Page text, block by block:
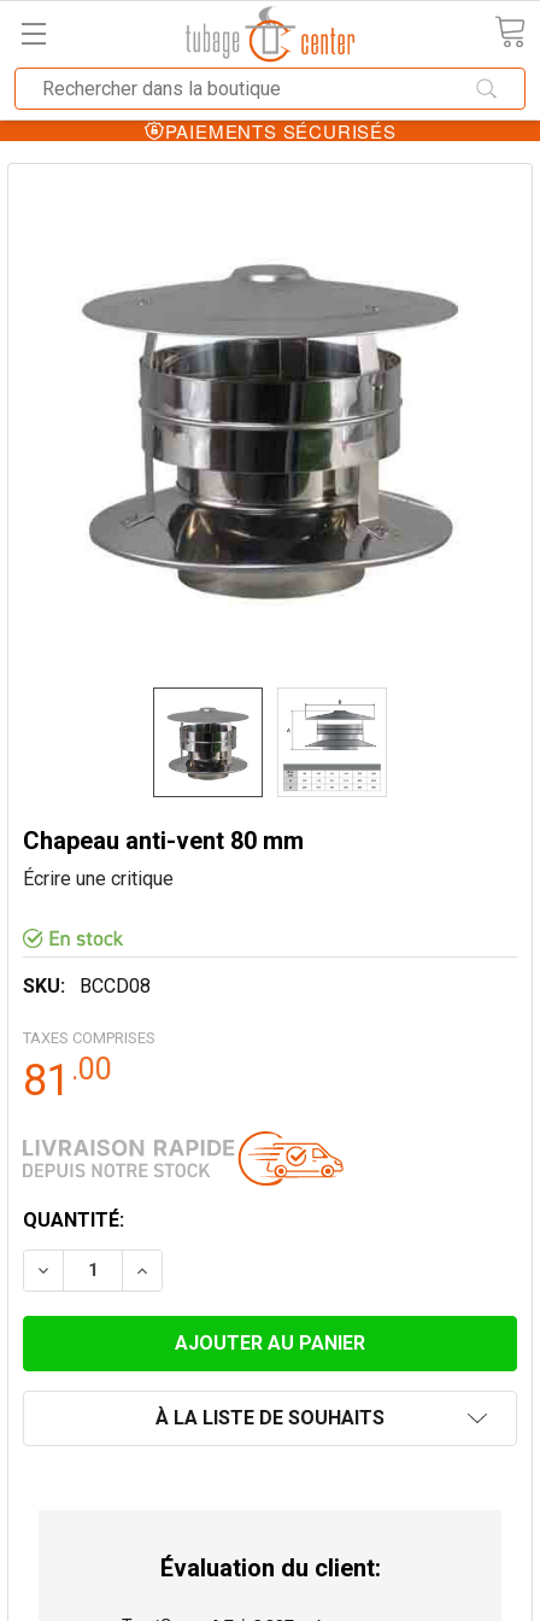
PAIEMENTS SÉCURISÉS
Chapeau anti-vent 80 mm
Écrire une critique
SKU: BCCD08
TAXES COMPRISES
81 .00
STOCK
ACTUEL:
QUANTITÉ:
DIMINUER LA QUANTITÉ DE CHAPEAU ANTI-VENT 80
AUGMENTER LA QUANTITÉ DE CHAPEAU
À LA LISTE DE SOUHAITS
Évaluation du client: